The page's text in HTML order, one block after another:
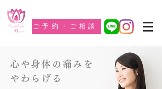
ご予約・ご相談
心や身体の痛みを
やわらげる